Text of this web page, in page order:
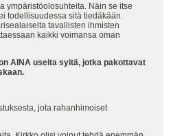
ympäristöolosuhteita. Näin se itse
todellisuudessa sitä tiedäkään.
tavallisten ihmisten
kaikki voimansa oman
AINA useita syitä, jotka pakottavat
jota rahanhimoiset